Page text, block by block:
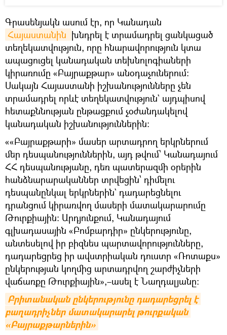
Գրասենյակն ասում էր, որ Կանադան
Հայաստանին խնդրել է տրամադրել ցանկացած
տեղեկատվություն, որը հնարավորություն կտա
ապացուցել կանադական տեխնոլոգիաների
կիրառումը «Բայրաքթար» անօդաչուներում։
Սակայն Հայաստանի իշխանությունները չեն
տրամադրել որևէ տեղեկատվություն` այդպիսով
հետաքննության ընթացքում չօժանդակելով
կանադական իշխանություններին:
««Բայրաքթարի» մասեր արտադրող երկրներում
մեր դեսպանություններին, այդ թվում՝ Կանադայում
ՀՀ դեսպանությանը, դեռ պատերազմի օրերին
հանձնարարականներ տրվեցին՝ դիմելու
դեսպանընկալ երկրներին` դադարեցնելու
դրանցում կիրառվող մասերի մատակարարումը
Թուրքիային: Արդյունքում, Կանադայում
գլխադասային «Բոմբարդիր» ընկերությունը,
անտեսելով իր բիզնես պարտավորությունները,
դադարեցրեց իր ավստրիական դուստր «Ռոտաքս»
ընկերության կողմից արտադրվող շարժիչների
վաճառքը Թուրքիային»,–ասել է Նաղդալյանը։
Բրիտանական ընկերությունը դադարեցրել է
բաղադրիչներ մատակարարել թուրքական
«Բայրաքթարներին»